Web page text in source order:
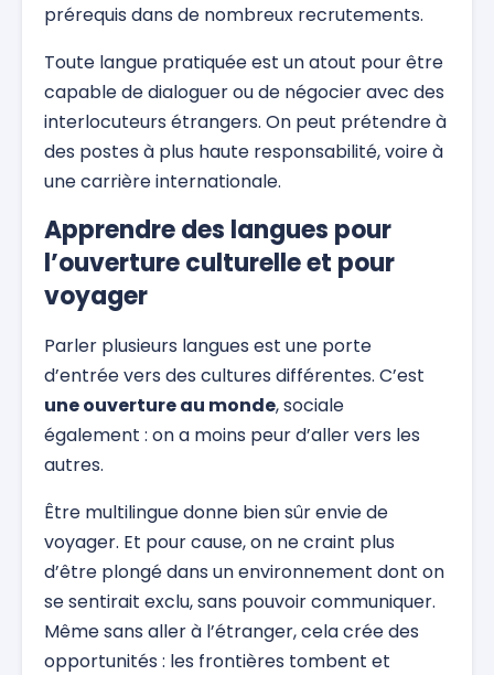
prérequis dans de nombreux recrutements.
Toute langue pratiquée est un atout pour être
capable de dialoguer ou de négocier avec des
interlocuteurs étrangers. On peut prétendre à
des postes à plus haute responsabilité, voire à
une carrière internationale.
Apprendre des langues pour
l’ouverture culturelle et pour
voyager
Parler plusieurs langues est une porte
d’entrée vers des cultures différentes. C’est
une ouverture au monde, sociale
également : on a moins peur d’aller vers les
autres.
Être multilingue donne bien sûr envie de
voyager. Et pour cause, on ne craint plus
d’être plongé dans un environnement dont on
se sentirait exclu, sans pouvoir communiquer.
Même sans aller à l’étranger, cela crée des
opportunités : les frontières tombent et